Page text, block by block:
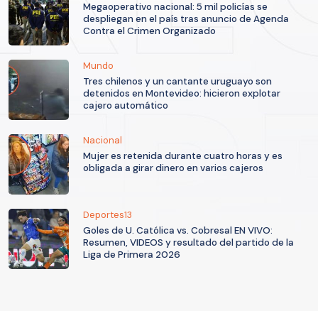
Megaoperativo nacional: 5 mil policías se
despliegan en el país tras anuncio de Agenda
Contra el Crimen Organizado
Mundo
Tres chilenos y un cantante uruguayo son
detenidos en Montevideo: hicieron explotar
cajero automático
Nacional
Mujer es retenida durante cuatro horas y es
obligada a girar dinero en varios cajeros
Deportes13
Goles de U. Católica vs. Cobresal EN VIVO:
Resumen, VIDEOS y resultado del partido de la
Liga de Primera 2026